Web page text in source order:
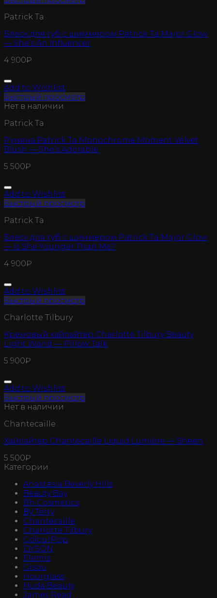
Patrick Ta
Блеск для губ с шиммером Patrick Ta Major Glow
— She’s An Influencer
4 900₽
Add to Wishlist
Быстрый просмотр
Нет в наличии
Patrick Ta
Румяна Patrick Ta Monochrome Moment Velvet
Blush — She’s Adorable
5 500₽
Add to Wishlist
Быстрый просмотр
Patrick Ta
Блеск для губ с шиммером Patrick Ta Major Glow
— Is She Younger Than Me?
4 900₽
Add to Wishlist
Быстрый просмотр
Charlotte Tilbury
Кремовый хайлайтер Charlotte Tilbury Beauty
Light Wand — Pillow Talk
5 900₽
Add to Wishlist
Быстрый просмотр
Нет в наличии
Chantecaille
Хайлайтер Chantecaille Liquid Lumière — Sheen
5 500₽
Категории
Anastasia Beverly Hills
Beauty Bay
Bh Cosmetics
By Terry
Chantecaille
Charlotte Tilbury
ColourPop
DYSON
Elemis
Gisou
Hourglass
Huda Beauty
James Read